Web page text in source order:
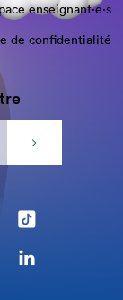
enseignant·e⋅s
de confidentialité